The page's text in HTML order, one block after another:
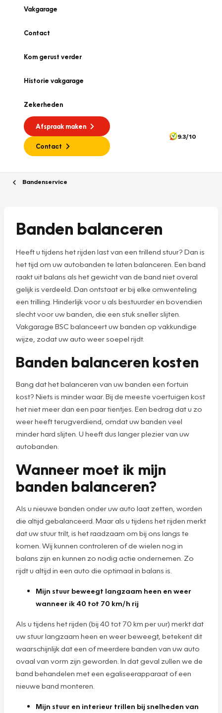
Vakgarage
Contact
Kom gerust verder
Historie vakgarage
Zekerheden
Afspraak maken
Contact
9.3/10
Bandenservice
Banden balanceren
Heeft u tijdens het rijden last van een trillend stuur? Dan is
het tijd om uw autobanden te laten balanceren. Een band
raakt uit balans als het gewicht van de band niet overal
gelijk is verdeeld. Dan ontstaat er bij elke omwenteling
een trilling. Hinderlijk voor u als bestuurder en bovendien
slecht voor uw banden, die een stuk sneller slijten.
Vakgarage BSC balanceert uw banden op vakkundige
wijze, zodat uw auto weer soepel rijdt.
Banden balanceren kosten
Bang dat het balanceren van uw banden een fortuin
kost? Niets is minder waar. Bij de meeste voertuigen kost
het niet meer dan een paar tientjes. Een bedrag dat u zo
weer heeft terugverdiend, omdat uw banden veel
minder hard slijten. U heeft dus langer plezier van uw
autobanden.
Wanneer moet ik mijn
banden balanceren?
Als u nieuwe banden onder uw auto laat zetten, worden
die altijd gebalanceerd. Maar als u tijdens het rijden merkt
dat uw stuur trilt, is het raadzaam om bij ons langs te
komen. Wij kunnen controleren of de wielen nog in
balans zijn en kunnen zo nodig actie ondernemen. Zo
rijdt u altijd in een auto die optimaal in balans is.
Mijn stuur beweegt langzaam heen en weer
wanneer ik 40 tot 70 km/h rij
Als u tijdens het rijden (bij 40 tot 70 km per uur) merkt dat
uw stuur langzaam heen en weer beweegt, betekent dit
waarschijnlijk dat een of meerdere banden van uw auto
ovaal van vorm zijn geworden. In dat geval zullen we de
band behandelen met een egaliseerapparaat of een
nieuwe band monteren.
Mijn stuur en interieur trillen bij snelheden van